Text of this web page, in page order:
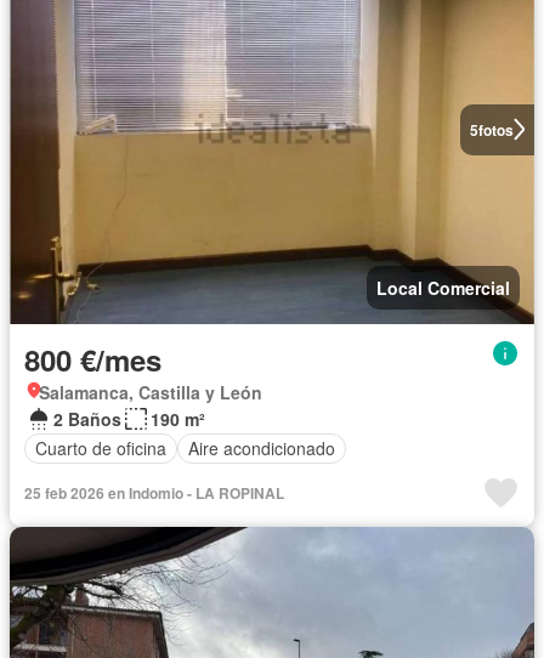
5fotos
Local Comercial
800 €/mes
Salamanca, Castilla y León
2 Baños
190 m²
Cuarto de oficina
Aire acondicionado
25 feb 2026 en Indomio - LA ROPINAL